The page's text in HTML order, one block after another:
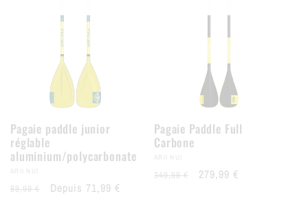
Pagaie paddle junior
réglable
aluminium/polycarbonate
Fournisseur:
ARII NUI
Prix
89,99 € Promotion
Depuis 71,99 €
Pagaie Paddle Full
Carbone
Fournisseur:
ARII NUI
Prix
349,99 € Promotion
279,99 €